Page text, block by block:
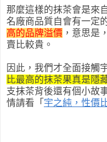
那麼這樣的抹茶會是來
名廠商品質自會有一定
高的品牌溢價 ，意思是
賣比較貴。
因此，我們才全面接觸
比最高的抹茶果真是隱
支抹茶背後還有個小故
情請看「 宇之純，性價